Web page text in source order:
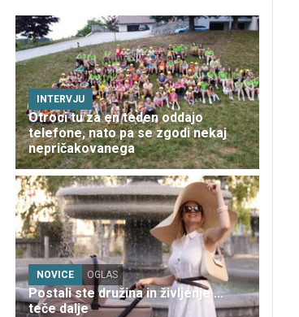
INTERVJU
Otroci tu za en teden oddajo
telefone, nato pa se zgodi nekaj
nepričakovanega
NOVICE OGLAS
Postali ste družina in življenje ...
teče dalje